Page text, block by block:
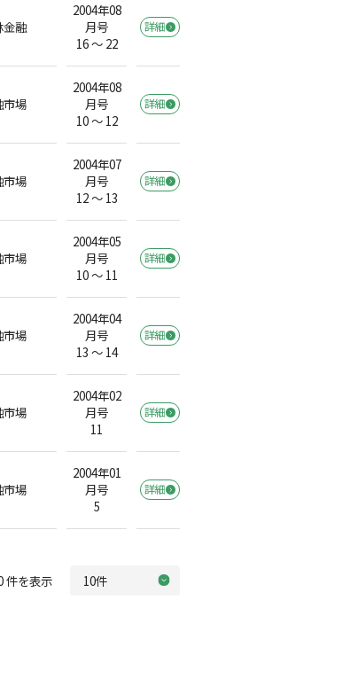
金融
2004年08
月号
16 ～ 22
詳細
市場
2004年08
月号
10 ～ 12
詳細
市場
2004年07
月号
12 ～ 13
詳細
市場
2004年05
月号
10 ～ 11
詳細
市場
2004年04
月号
13 ～ 14
詳細
市場
2004年02
月号
11
詳細
市場
2004年01
月号
5
詳細
を表示